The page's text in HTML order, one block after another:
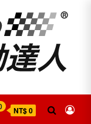
NT$ 0